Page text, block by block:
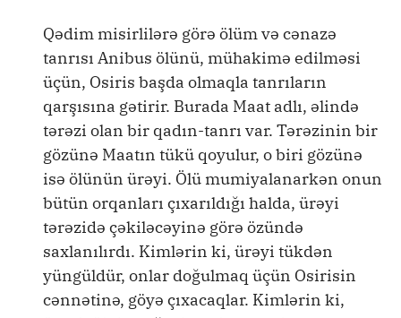
Qədim misirlilərə görə ölüm və cənazə
tanrısı Anibus ölünü, mühakimə edilməsi
üçün, Osiris başda olmaqla tanrıların
qarşısına gətirir. Burada Maat adlı, əlində
tərəzi olan bir qadın-tanrı var. Tərəzinin bir
gözünə Maatın tükü qoyulur, o biri gözünə
isə ölünün ürəyi. Ölü mumiyalanarkən onun
bütün orqanları çıxarıldığı halda, ürəyi
tərəzidə çəkiləcəyinə görə özündə
saxlanılırdı. Kimlərin ki, ürəyi tükdən
yüngüldür, onlar doğulmaq üçün Osirisin
cənnətinə, göyə çıxacaqlar. Kimlərin ki,